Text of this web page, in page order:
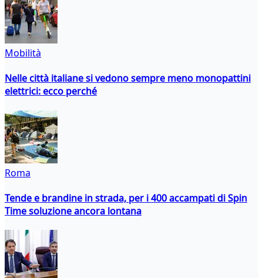
Mobilità
Nelle città italiane si vedono sempre meno monopattini
elettrici: ecco perché
Roma
Tende e brandine in strada, per i 400 accampati di Spin
Time soluzione ancora lontana